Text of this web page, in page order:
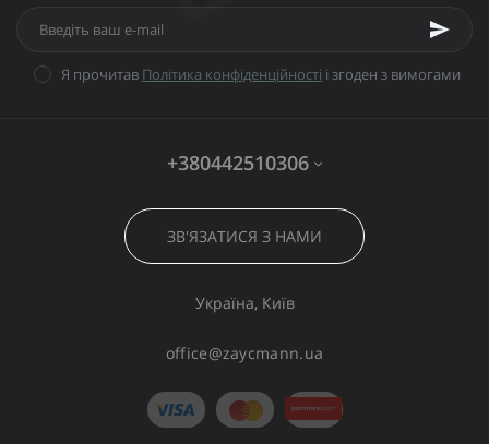
Я прочитав Політика конфіденційності і згоден з вимогами
+380442510306
ЗВ'ЯЗАТИСЯ З НАМИ
Україна, Київ
office@zaycmann.ua